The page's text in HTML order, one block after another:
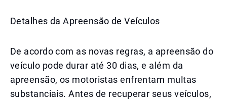
Detalhes da Apreensão de Veículos
De acordo com as novas regras, a apreensão do
veículo pode durar até 30 dias, e além da
apreensão, os motoristas enfrentam multas
substanciais. Antes de recuperar seus veículos,